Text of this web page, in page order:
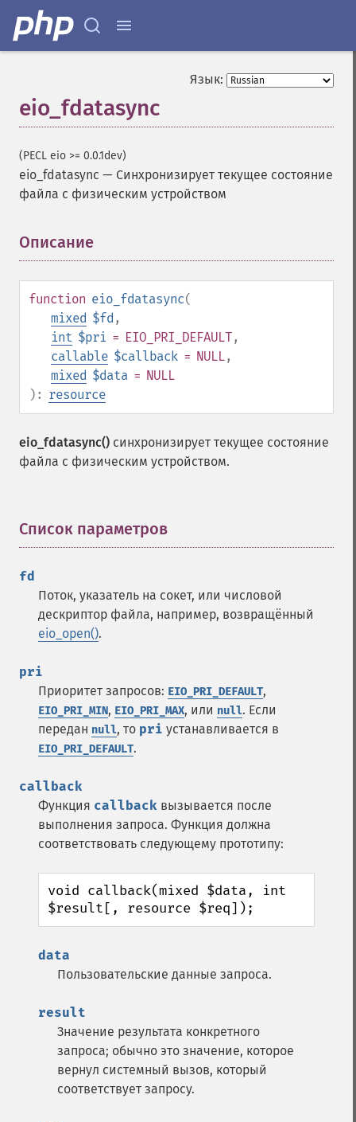
Язык:
eio_fdatasync
(PECL eio >= 0.0.1dev)
eio_fdatasync — Синхронизирует текущее состояние
файла с физическим устройством
Описание
function eio_fdatasync(
mixed $fd ,
int $pri = EIO_PRI_DEFAULT,
callable $callback = NULL,
mixed $data = NULL
): resource
eio_fdatasync() синхронизирует текущее состояние
файла с физическим устройством.
Список параметров
fd
Поток, указатель на сокет, или числовой
дескриптор файла, например, возвращённый
eio_open().
pri
Приоритет запросов: EIO_PRI_DEFAULT,
EIO_PRI_MIN, EIO_PRI_MAX, или null. Если
передан null, то pri устанавливается в
EIO_PRI_DEFAULT.
callback
Функция callback вызывается после
выполнения запроса. Функция должна
соответствовать следующему прототипу:
void callback(mixed $data, int
$result[, resource $req]);
data
Пользовательские данные запроса.
result
Значение результата конкретного
запроса; обычно это значение, которое
вернул системный вызов, который
соответствует запросу.